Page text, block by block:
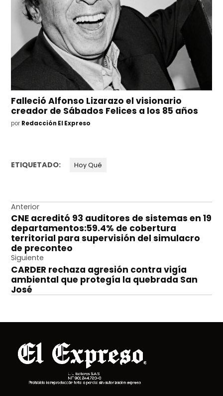
Falleció Alfonso Lizarazo el visionario
creador de Sábados Felices a los 85 años
por Redacción El Expreso
ETIQUETADO: Hoy Qué
Navegación
de
entradas
Anterior
CNE acreditó 93 auditores de sistemas en 19
departamentos:59.4% de cobertura
territorial para supervisión del simulacro
de preconteo
Siguiente
CARDER rechaza agresión contra vigía
ambiental que protegía la quebrada San
José